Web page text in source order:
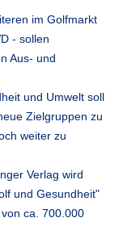
im Golfmarkt
- sollen
Aus- und
und Umwelt soll
Zielgruppen zu
weiter zu
Verlag wird
und Gesundheit"
ca. 700.000